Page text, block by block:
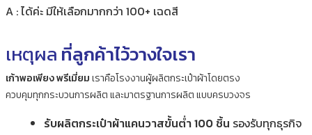
A : ได้ค่ะ มีให้เลือกมากกว่า 100+ เฉดสี
เหตุผล ที่ลูกค้าไว้วางใจเรา
เก้าพอเพียง พรีเมี่ยมเราคือโรงงานผู้ผลิตกระเป๋าผ้าโดยตรง
ควบคุมทุกกระบวนการผลิต และมาตรฐานการผลิต แบบครบวงจร
รับผลิตกระเป๋าผ้าแคนวาสขั้นต่ำ 100 ชิ้น รองรับทุกธุรกิจ